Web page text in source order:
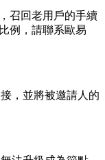
召回老用戶的手續
例，請聯系歐易
，並將被邀請人的